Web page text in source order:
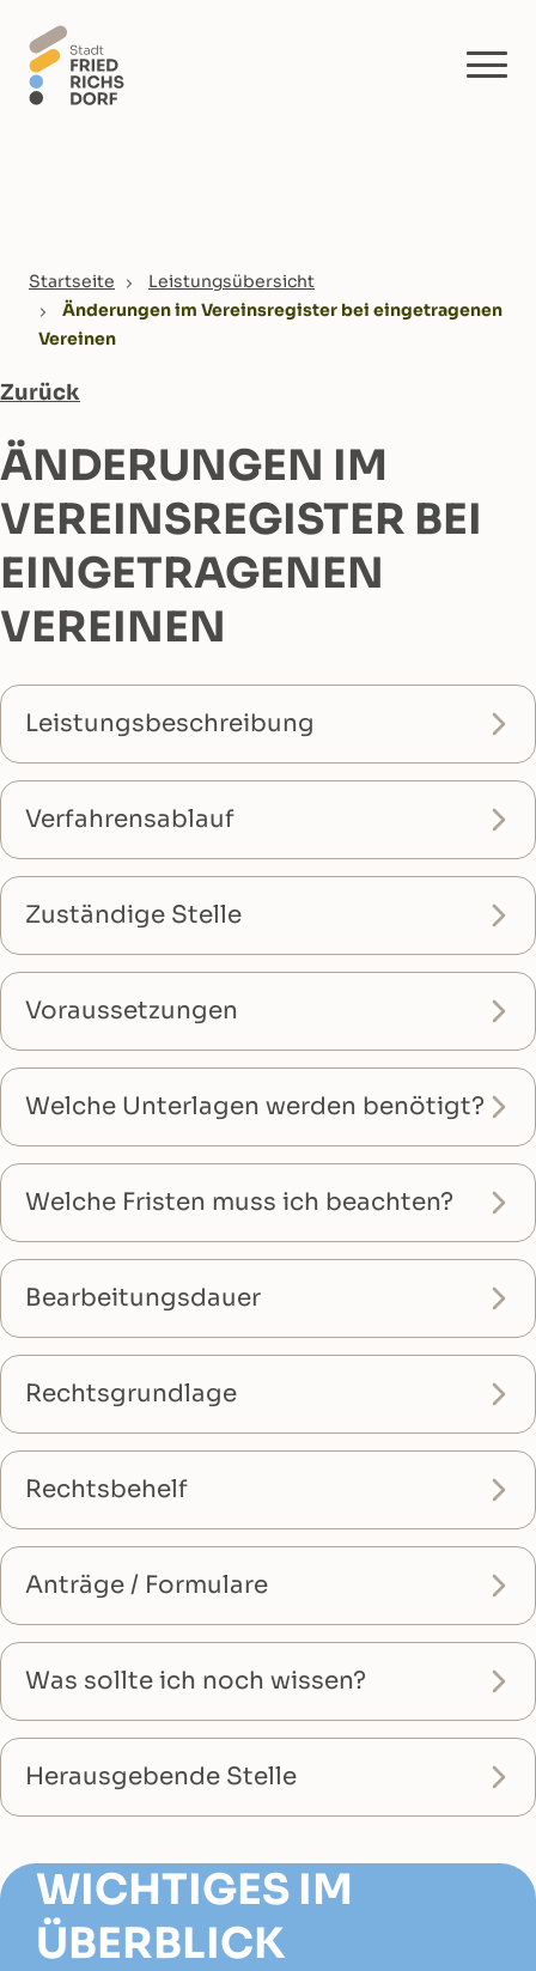
You are here:
Startseite
Leistungsübersicht
Änderungen im Vereinsregister bei eingetragenen
Vereinen
Zurück
ÄNDERUNGEN IM
VEREINSREGISTER BEI
EINGETRAGENEN
VEREINEN
Leistungsbeschreibung
Verfahrensablauf
Zuständige Stelle
Voraussetzungen
Welche Unterlagen werden benötigt?
Welche Fristen muss ich beachten?
Bearbeitungsdauer
Rechtsgrundlage
Rechtsbehelf
Anträge / Formulare
Was sollte ich noch wissen?
Herausgebende Stelle
WICHTIGES IM
ÜBERBLICK